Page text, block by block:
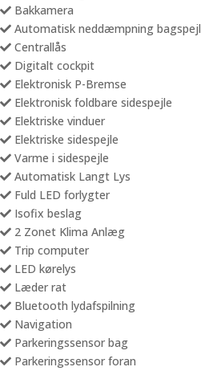
Bakkamera
Automatisk neddæmpning bagspejl
Centrallås
Digitalt cockpit
Elektronisk P-Bremse
Elektronisk foldbare sidespejle
Elektriske vinduer
Elektriske sidespejle
Varme i sidespejle
Automatisk Langt Lys
Fuld LED forlygter
Isofix beslag
2 Zonet Klima Anlæg
Trip computer
LED kørelys
Læder rat
Bluetooth lydafspilning
Navigation
Parkeringssensor bag
Parkeringssensor foran